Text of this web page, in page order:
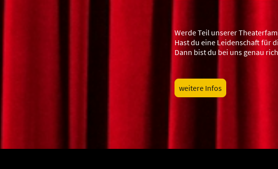
Werde Teil unserer
Hast du eine Leidenschaft für
Dann bist du bei uns genau
weitere Infos